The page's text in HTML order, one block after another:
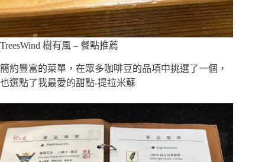
TreesWind 樹有風 – 餐點推薦
簡約豐富的菜單，在眾多咖啡豆的品項中挑選了一個，
也選點了我最愛的甜點-提拉米蘇